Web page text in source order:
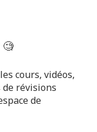
cours, vidéos,
de révisions
de